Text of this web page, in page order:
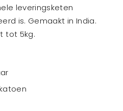
leveringsketen
is. Gemaakt in India.
tot 5kg.